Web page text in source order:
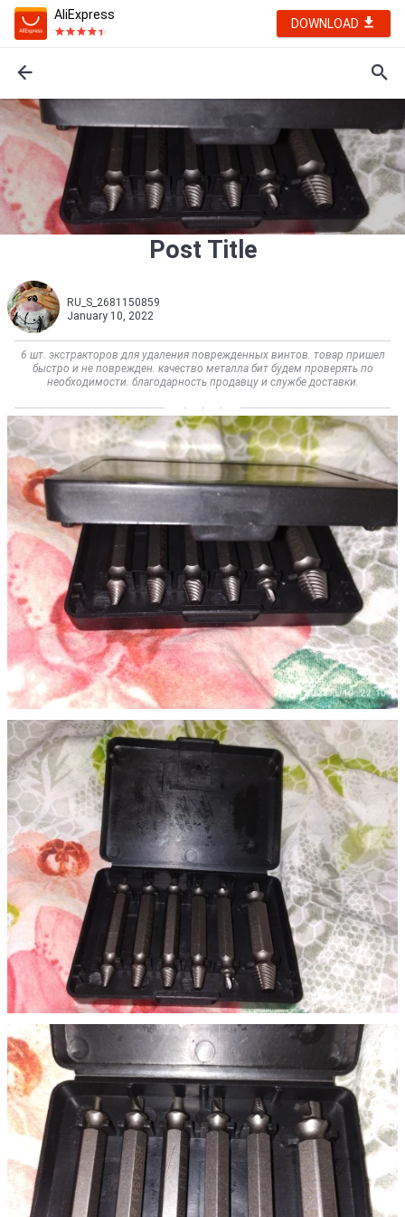
AliExpress
DOWNLOAD
Post Title
RU_S_2681150859
January 10, 2022
6 шт. экстракторов для удаления поврежденных винтов. товар пришел
быстро и не поврежден. качество металла бит будем проверять по
необходимости. благодарность продавцу и службе доставки.